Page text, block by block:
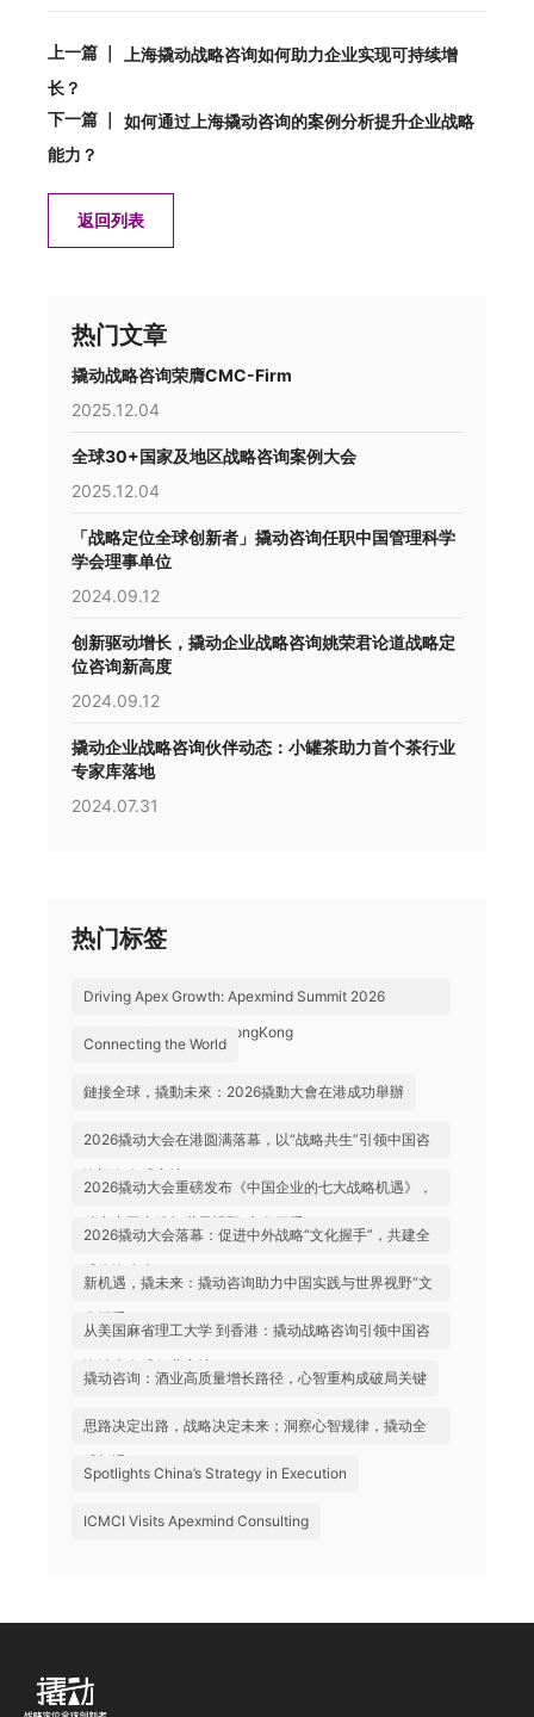
上一篇 ｜
上海撬动战略咨询如何助力企业实现可持续增
长？
下一篇 ｜
如何通过上海撬动咨询的案例分析提升企业战略
能力？
返回列表
热门文章
撬动战略咨询荣膺CMC-Firm
2025.12.04
全球30+国家及地区战略咨询案例大会
2025.12.04
「战略定位全球创新者」撬动咨询任职中国管理科学
学会理事单位
2024.09.12
创新驱动增长，撬动企业战略咨询姚荣君论道战略定
位咨询新高度
2024.09.12
撬动企业战略咨询伙伴动态：小罐茶助力首个茶行业
专家库落地
2024.07.31
热门标签
Driving Apex Growth: Apexmind Summit 2026
Successfully Held in HongKong
Connecting the World
鏈接全球，撬動未來：2026撬動大會在港成功舉辦
2026撬动大会在港圆满落幕，以“战略共生”引领中国咨
询迈向全球高地
2026撬动大会重磅发布《中国企业的七大战略机遇》，
助力中国实践与世界视野“文化握手”
2026撬动大会落幕：促进中外战略“文化握手”，共建全
球咨询生态
新机遇，撬未来：撬动咨询助力中国实践与世界视野“文
化握手”
从美国麻省理工大学 到香港：撬动战略咨询引领中国咨
询站上全球行业高地
撬动咨询：酒业高质量增长路径，心智重构成破局关键
思路决定出路，战略决定未来；洞察心智规律，撬动全
球机遇
Spotlights China’s Strategy in Execution
ICMCI Visits Apexmind Consulting